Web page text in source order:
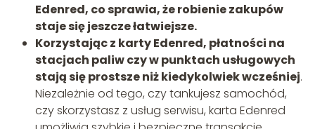
Edenred, co sprawia, że robienie zakupów
staje się jeszcze łatwiejsze.
Korzystając z karty Edenred, płatności na
stacjach paliw czy w punktach usługowych
stają się prostsze niż kiedykolwiek wcześniej.
Niezależnie od tego, czy tankujesz samochód,
czy skorzystasz z usług serwisu, karta Edenred